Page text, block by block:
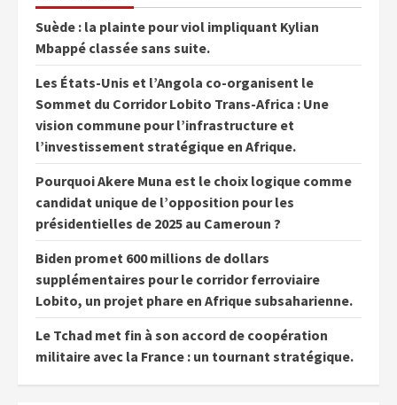
Suède : la plainte pour viol impliquant Kylian
Mbappé classée sans suite.
Les États-Unis et l’Angola co-organisent le
Sommet du Corridor Lobito Trans-Africa : Une
vision commune pour l’infrastructure et
l’investissement stratégique en Afrique.
Pourquoi Akere Muna est le choix logique comme
candidat unique de l’opposition pour les
présidentielles de 2025 au Cameroun ?
Biden promet 600 millions de dollars
supplémentaires pour le corridor ferroviaire
Lobito, un projet phare en Afrique subsaharienne.
Le Tchad met fin à son accord de coopération
militaire avec la France : un tournant stratégique.